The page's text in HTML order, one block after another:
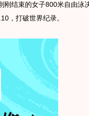
结束的女子800米自由泳
，打破世界纪录。